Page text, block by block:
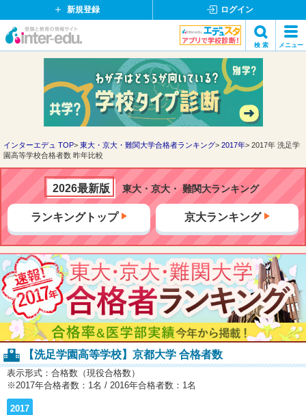
新規登録 ログイン
イ
ド
ッ
ト
検 索 メニュー
検索
インターエデュ TOP 東大・京大・難関大学合格者ランキング 2017年
2017年 洗足学
園高等学校合格者数 昨年比較
2026最新版 東大・京大・ 難関大ランキング
ランキングトップ 京大ランキング
【洗足学園高等学校】京都大学 合格者数
表示形式：合格数（現役合格数）
※2017年合格者数：1名 / 2016年合格者数：1名
2017